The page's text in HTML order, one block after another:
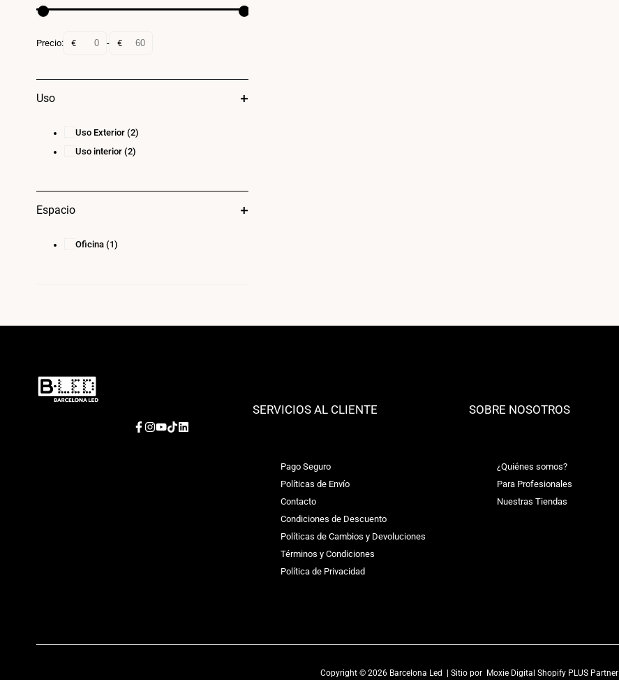
Precio: € - €
Uso
Uso Exterior (2)
Uso interior (2)
Espacio
Oficina (1)
Facebook
Instagram
YouTube
TikTokLinkedIn
SERVICIOS AL CLIENTE
Pago Seguro
Políticas de Envío
Contacto
Condiciones de Descuento
Políticas de Cambios y Devoluciones
Términos y Condiciones
Política de Privacidad
SOBRE NOSOTROS
¿Quiénes somos?
Para Profesionales
Nuestras Tiendas
Copyright © 2026 Barcelona Led | Sitio por Moxie Digital Shopify PLUS Partner